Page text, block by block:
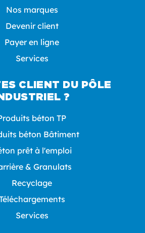
Nos marques
Devenir client
Payer en ligne
Services
CLIENT DU PÔLE
?
béton TP
béton Bâtiment
prêt à l'emploi
& Granulats
Recyclage
Services